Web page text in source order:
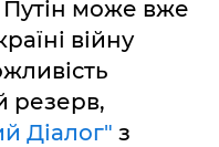
Путін може вже
війну
резерв,
Діалог" з